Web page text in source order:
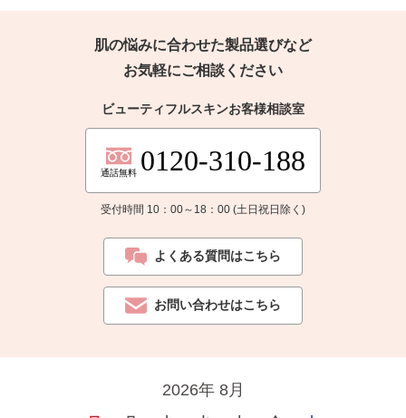
肌の悩みに合わせた製品選びなど
お気軽にご相談ください
ビューティフルスキンお客様相談室
通話無料 0120-310-188
受付時間 10：00～18：00 (土日祝日除く)
よくある質問はこちら
お問い合わせはこちら
2026年 8月